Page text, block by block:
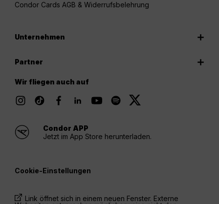
Condor Cards AGB & Widerrufsbelehrung
Unternehmen
Partner
Wir fliegen auch auf
Condor APP
Jetzt im App Store herunterladen.
Cookie-Einstellungen
Link öffnet sich in einem neuen Fenster. Externe